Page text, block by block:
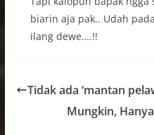
biarin aja pak.. Udah
ilang dewe….!!
Tidak ada ‘mantan
Mungkin,